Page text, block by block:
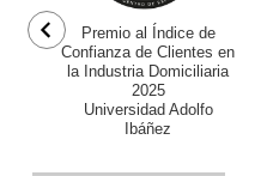
Premio al Índice de
Confianza de Clientes en
la Industria Domiciliaria
2025
Universidad Adolfo
Ibáñez